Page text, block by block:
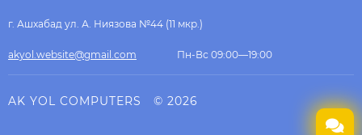
г. Ашхабад ул. А. Ниязова №44 (11 мкр.)
akyol.website@gmail.com Пн-Вс 09:00—19:00
AK YOL COMPUTERS © 2026